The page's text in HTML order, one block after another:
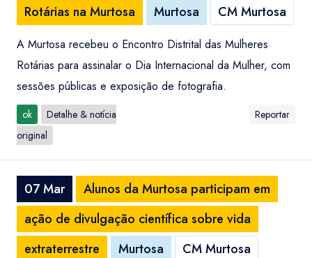
Rotárias na Murtosa
Murtosa CM Murtosa
A Murtosa recebeu o Encontro Distrital das Mulheres
Rotárias para assinalar o Dia Internacional da Mulher, com
sessões públicas e exposição de fotografia.
ok
Detalhe & notícia
original
Reportar
07 Mar
Alunos da Murtosa participam em
ação de divulgação científica sobre vida
extraterrestre
Murtosa CM Murtosa